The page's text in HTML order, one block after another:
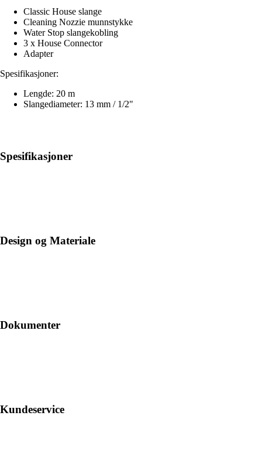
Classic House slange
Cleaning Nozzie munnstykke
Water Stop slangekobling
3 x House Connector
Adapter
Spesifikasjoner:
Lengde: 20 m
Slangediameter: 13 mm / 1/2"
Spesifikasjoner
Design og Materiale
Dokumenter
Kundeservice